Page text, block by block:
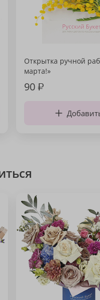
Открытка ручной
марта!»
90₽